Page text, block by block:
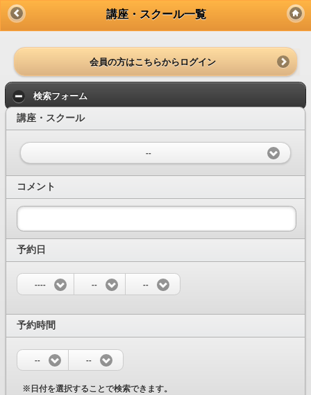
講座・スクール一覧
会員の方はこちらからログイン
検索フォーム
講座・スクール
--
コメント
予約日
---- -- --
予約時間
-- --
※日付を選択することで検索できます。